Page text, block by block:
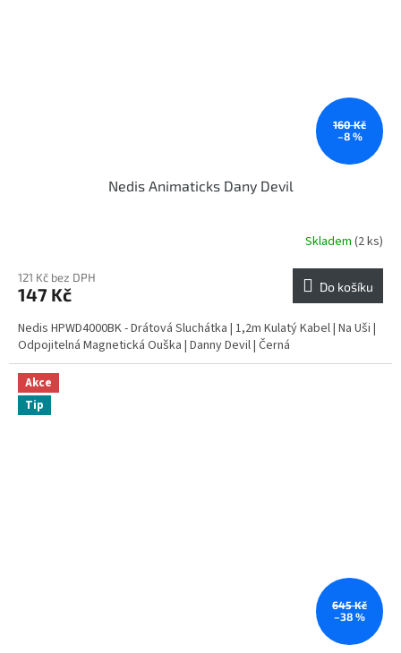
160 Kč
–8 %
Nedis Animaticks Dany Devil
Skladem (2 ks)
121 Kč bez DPH
147 Kč Do košíku
Nedis HPWD4000BK - Drátová Sluchátka | 1,2m Kulatý Kabel | Na Uši |
Odpojitelná Magnetická Ouška | Danny Devil | Černá
Akce
Tip
645 Kč
–38 %